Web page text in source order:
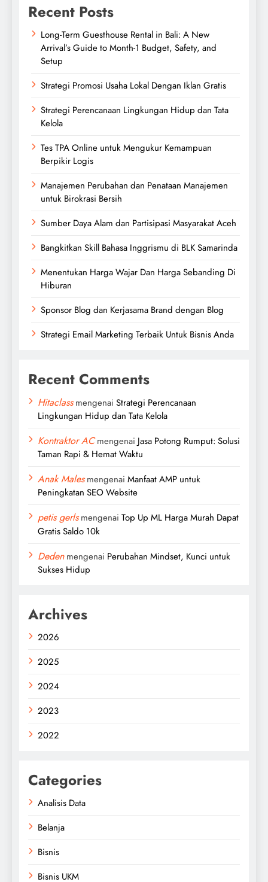
Recent Posts
Long-Term Guesthouse Rental in Bali: A New
Arrival’s Guide to Month-1 Budget, Safety, and
Setup
Strategi Promosi Usaha Lokal Dengan Iklan Gratis
Strategi Perencanaan Lingkungan Hidup dan Tata
Kelola
Tes TPA Online untuk Mengukur Kemampuan
Berpikir Logis
Manajemen Perubahan dan Penataan Manajemen
untuk Birokrasi Bersih
Sumber Daya Alam dan Partisipasi Masyarakat Aceh
Bangkitkan Skill Bahasa Inggrismu di BLK Samarinda
Menentukan Harga Wajar Dan Harga Sebanding Di
Hiburan
Sponsor Blog dan Kerjasama Brand dengan Blog
Strategi Email Marketing Terbaik Untuk Bisnis Anda
Recent Comments
Hitaclassmengenai Strategi Perencanaan
Lingkungan Hidup dan Tata Kelola
Kontraktor ACmengenai Jasa Potong Rumput: Solusi
Taman Rapi & Hemat Waktu
Anak Malesmengenai Manfaat AMP untuk
Peningkatan SEO Website
petis gerlsmengenai Top Up ML Harga Murah Dapat
Gratis Saldo 10k
Dedenmengenai Perubahan Mindset, Kunci untuk
Sukses Hidup
Archives
2026
2025
2024
2023
2022
Categories
Analisis Data
Belanja
Bisnis
Bisnis UKM